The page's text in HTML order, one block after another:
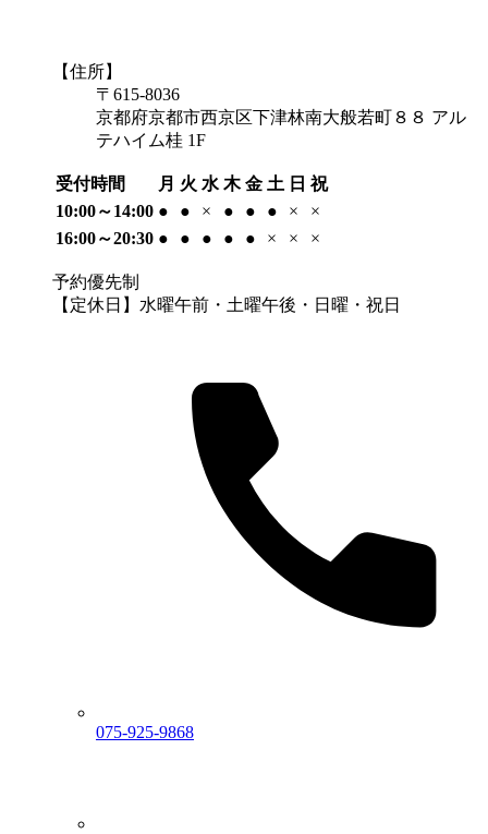
【住所】
〒615-8036
京都府京都市西京区下津林南大般若町８８ アル
テハイム桂 1F
受付時間 月 火 水 木 金 土 日 祝
10:00～14:00 ● ● × ● ● ● ×
×
16:00～20:30 ● ● ● ● ● × × ×
予約優先制
【定休日】水曜午前・土曜午後・日曜・祝日
075-925-9868